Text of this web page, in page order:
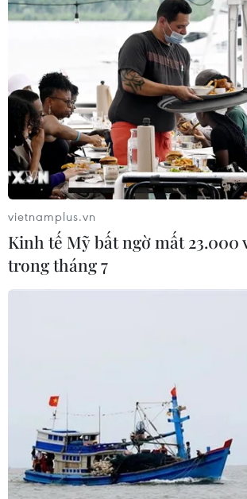
vietnamplus.vn
Kinh tế Mỹ bất ngờ mất 23.000
trong tháng 7